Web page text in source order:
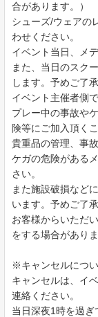
合があります。）
シューズ/ウェアの
わせください。
イベント当日、メ
また、当日のスク
します。予めご了
イベント主催者側
プレー中の事故や
険等にご加入頂く
貴重品の管理、事
ケガの危険がある
さい。
また施設破損など
います。予めご了
お客様からいただ
をする場合がありま
※キャンセルにつ
キャンセルは、イ
連絡ください。
当日深夜1時を過